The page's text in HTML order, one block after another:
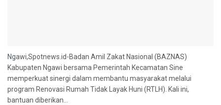
Ngawi,Spotnews.id-Badan Amil Zakat Nasional (BAZNAS)
Kabupaten Ngawi bersama Pemerintah Kecamatan Sine
memperkuat sinergi dalam membantu masyarakat melalui
program Renovasi Rumah Tidak Layak Huni (RTLH). Kali ini,
bantuan diberikan...